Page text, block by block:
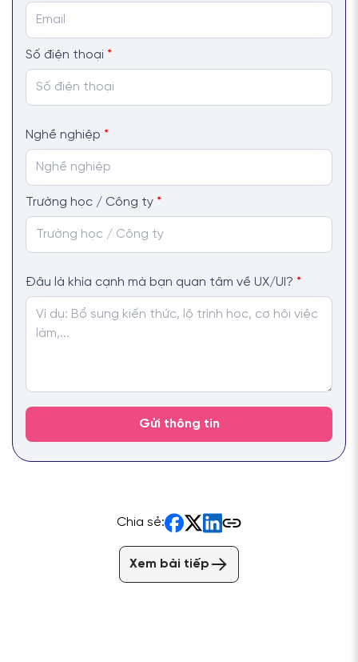
Số điện thoại *
Nghề nghiệp *
Trường học / Công ty *
Đâu là khía cạnh mà bạn quan tâm về UX/UI? *
Chia sẻ:
Xem bài tiếp